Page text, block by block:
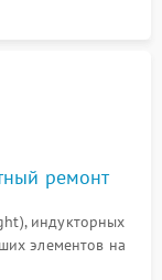
ремонт
индукторных
элементов на